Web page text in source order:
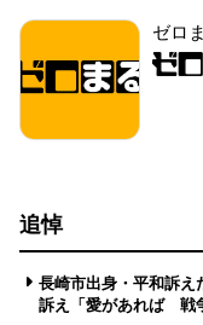
ゼロ
追悼
長崎市出身・平和訴
訴え「愛があれば 戦